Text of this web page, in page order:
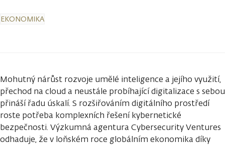
EKONOMIKA
Mohutný nárůst rozvoje umělé inteligence a jejího využití,
přechod na cloud a neustále probíhající digitalizace s sebou
přináší řadu úskalí. S rozšiřováním digitálního prostředí
roste potřeba komplexních řešení kybernetické
bezpečnosti. Výzkumná agentura Cybersecurity Ventures
odhaduje, že v loňském roce globálním ekonomika díky